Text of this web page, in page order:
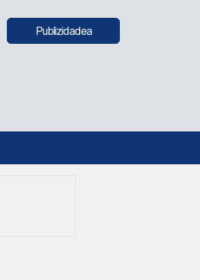
Publizidadea